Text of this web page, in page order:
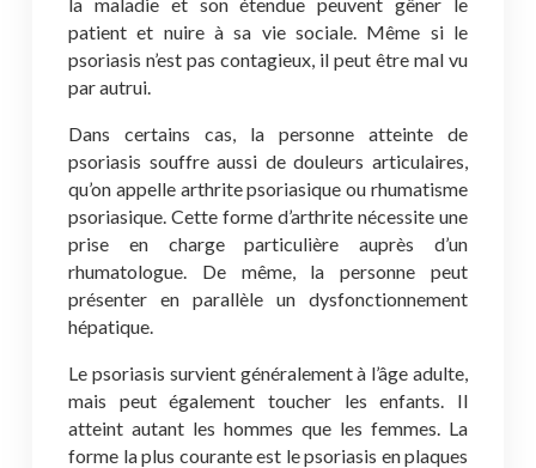
patient et nuire à sa vie sociale. Même si le
psoriasis n’est pas contagieux, il peut être mal vu
par autrui.
Dans certains cas, la personne atteinte de
psoriasis souffre aussi de douleurs articulaires,
qu’on appelle arthrite psoriasique ou rhumatisme
psoriasique. Cette forme d’arthrite nécessite une
prise en charge particulière auprès d’un
rhumatologue. De même, la personne peut
présenter en parallèle un dysfonctionnement
hépatique.
Le psoriasis survient généralement à l’âge adulte,
mais peut également toucher les enfants. Il
atteint autant les hommes que les femmes. La
forme la plus courante est le psoriasis en plaques